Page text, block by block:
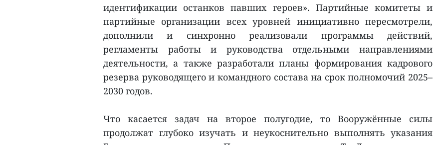
идентификации останков павших героев». Партийные комитеты и
партийные организации всех уровней инициативно пересмотрели,
дополнили и синхронно реализовали программы действий,
регламенты работы и руководства отдельными направлениями
деятельности, а также разработали планы формирования кадрового
резерва руководящего и командного состава на срок полномочий 2025–
2030 годов.
Что касается задач на второе полугодие, то Вооружённые силы
продолжат глубоко изучать и неукоснительно выполнять указания